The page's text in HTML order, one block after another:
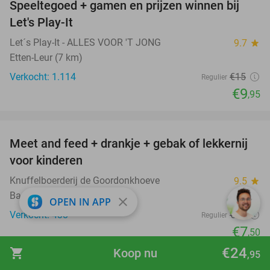
shopping_cart €24,95
Koop nu
34%
Speeltegoed + gamen en prijzen winnen bij
Let's Play-It
Let´s Play-It - ALLES VOOR 'T JONG 9.7 star
Etten-Leur (7 km)
Verkocht: 1.114
Regulier €15
€9,95
25%
Meet and feed + drankje + gebak of lekkernij
voor kinderen
Knuffelboerderij de Goordonkhoeve 9.5 star
Baarle-Nassau (14 km)
Verkocht: 438
Regulier €10
€7,50
favorite_border
OPEN IN APP close